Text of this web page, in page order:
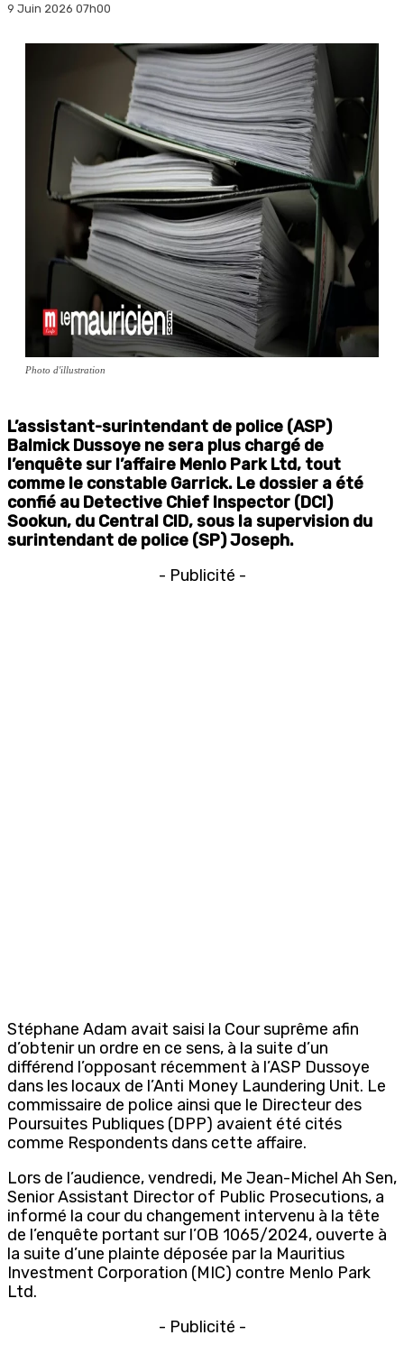
9 Juin 2026 07h00
Photo d'illustration
L’assistant-surintendant de police (ASP)
Balmick Dussoye ne sera plus chargé de
l’enquête sur l’affaire Menlo Park Ltd, tout
comme le constable Garrick. Le dossier a été
confié au Detective Chief Inspector (DCI)
Sookun, du Central CID, sous la supervision du
surintendant de police (SP) Joseph.
- Publicité -
Stéphane Adam avait saisi la Cour suprême afin
d’obtenir un ordre en ce sens, à la suite d’un
différend l’opposant récemment à l’ASP Dussoye
dans les locaux de l’Anti Money Laundering Unit. Le
commissaire de police ainsi que le Directeur des
Poursuites Publiques (DPP) avaient été cités
comme Respondents dans cette affaire.
Lors de l’audience, vendredi, Me Jean-Michel Ah Sen,
Senior Assistant Director of Public Prosecutions, a
informé la cour du changement intervenu à la tête
de l’enquête portant sur l’OB 1065/2024, ouverte à
la suite d’une plainte déposée par la Mauritius
Investment Corporation (MIC) contre Menlo Park
Ltd.
- Publicité -